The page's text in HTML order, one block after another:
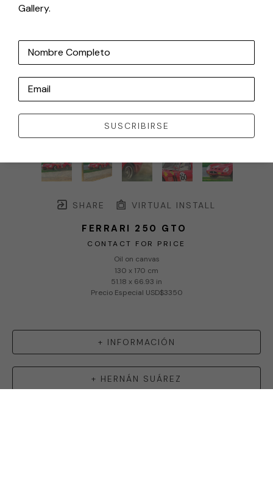
SHARE VIRTUAL INSTALL
FERRARI 250 GTO
CONTACT FOR PRICE
Oil on canvas
130 x 170 cm
51.18 x 66.93 in
Precio Especial USD$3350
+ INFORMACIÓN
+ HERNÁN SUÁREZ
Gallery.
Nombre Completo
Email
SUSCRIBIRSE